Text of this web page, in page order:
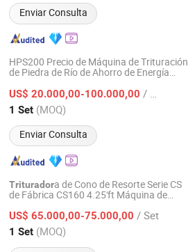
Enviar Consulta
HPS200 Precio de Máquina de Trituración
de Piedra de Río de Ahorro de Energía
Multicilindro para Minería, Cantera,
Basalto, Mármol, Piedra
US$ 20.000,00-100.000,00 / Set
1 Set (MOQ)
Enviar Consulta
Equipment Co Ltd
Desde 2024
Trituradora de Cono de Resorte Serie CS
de Fábrica CS160 4.25'ft Máquina de
Dura Minería
US$ 65.000,00-75.000,00 / Set
1 Set (MOQ)
Equipment Co Ltd
Desde 2024